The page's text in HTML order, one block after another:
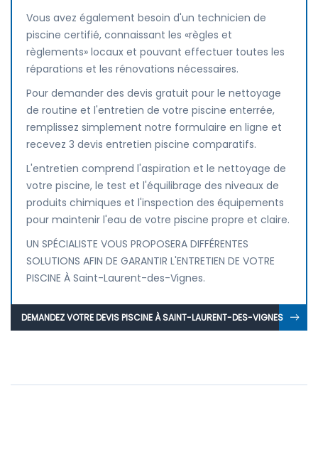
Vous avez également besoin d'un technicien de
piscine certifié, connaissant les «règles et
règlements» locaux et pouvant effectuer toutes les
réparations et les rénovations nécessaires.
Pour demander des devis gratuit pour le nettoyage
de routine et l'entretien de votre piscine enterrée,
remplissez simplement notre formulaire en ligne et
recevez 3 devis entretien piscine comparatifs.
L'entretien comprend l'aspiration et le nettoyage de
votre piscine, le test et l'équilibrage des niveaux de
produits chimiques et l'inspection des équipements
pour maintenir l'eau de votre piscine propre et claire.
UN SPÉCIALISTE VOUS PROPOSERA DIFFÉRENTES
SOLUTIONS AFIN DE GARANTIR L'ENTRETIEN DE VOTRE
PISCINE À Saint-Laurent-des-Vignes.
DEMANDEZ VOTRE DEVIS PISCINE À SAINT-LAURENT-DES-VIGNES